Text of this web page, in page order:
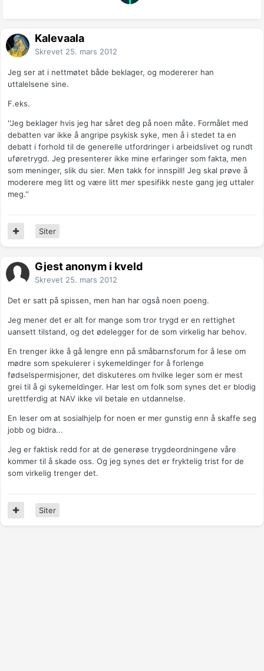
Kalevaala
Skrevet 25. mars 2012
Jeg ser at i nettmøtet både beklager, og modererer han
uttalelsene sine.
F.eks.
''Jeg beklager hvis jeg har såret deg på noen måte. Formålet med
debatten var ikke å angripe psykisk syke, men å i stedet ta en
debatt i forhold til de generelle utfordringer i arbeidslivet og rundt
uføretrygd. Jeg presenterer ikke mine erfaringer som fakta, men
som meninger, slik du sier. Men takk for innspill! Jeg skal prøve å
moderere meg litt og være litt mer spesifikk neste gang jeg uttaler
meg.''
Siter
Gjest anonym i kveld
Skrevet 25. mars 2012
Det er satt på spissen, men han har også noen poeng.
Jeg mener det er alt for mange som tror trygd er en rettighet
uansett tilstand, og det ødelegger for de som virkelig har behov.
En trenger ikke å gå lengre enn på småbarnsforum for å lese om
mødre som spekulerer i sykemeldinger for å forlenge
fødselspermisjoner, det diskuteres om hvilke leger som er mest
grei til å gi sykemeldinger. Har lest om folk som synes det er blodig
urettferdig at NAV ikke vil betale en utdannelse.
En leser om at sosialhjelp for noen er mer gunstig enn å skaffe seg
jobb og bidra...
Jeg er faktisk redd for at de generøse trygdeordningene våre
kommer til å skade oss. Og jeg synes det er fryktelig trist for de
som virkelig trenger det.
Siter